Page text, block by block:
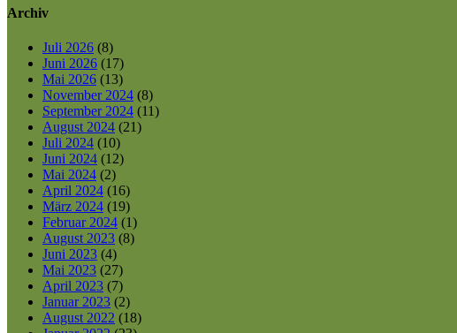
Archiv
Juli 2026 (8)
Juni 2026 (17)
Mai 2026 (13)
November 2024 (8)
September 2024 (11)
August 2024 (21)
Juli 2024 (10)
Juni 2024 (12)
Mai 2024 (2)
April 2024 (16)
März 2024 (19)
Februar 2024 (1)
August 2023 (8)
Juni 2023 (4)
Mai 2023 (27)
April 2023 (7)
Januar 2023 (2)
August 2022 (18)